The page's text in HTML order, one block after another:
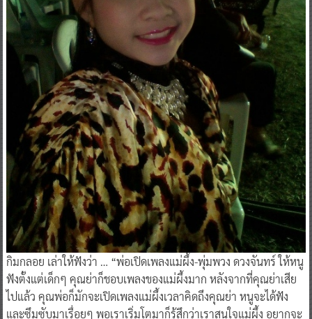
กิมกลอย เล่าให้ฟังว่า … “พ่อเปิดเพลงแม่ผึ้ง-พุ่มพวง ดวงจันทร์ ให้หนู
ฟังตั้งแต่เด็กๆ คุณย่าก็ชอบเพลงของแม่ผึ้งมาก หลังจากที่คุณย่าเสีย
ไปแล้ว คุณพ่อก็มักจะเปิดเพลงแม่ผึ้งเวลาคิดถึงคุณย่า หนูจะได้ฟัง
และซึมซับมาเรื่อยๆ พอเราเริ่มโตมาก็รู้สึกว่าเราสนใจแม่ผึ้ง อยากจะ